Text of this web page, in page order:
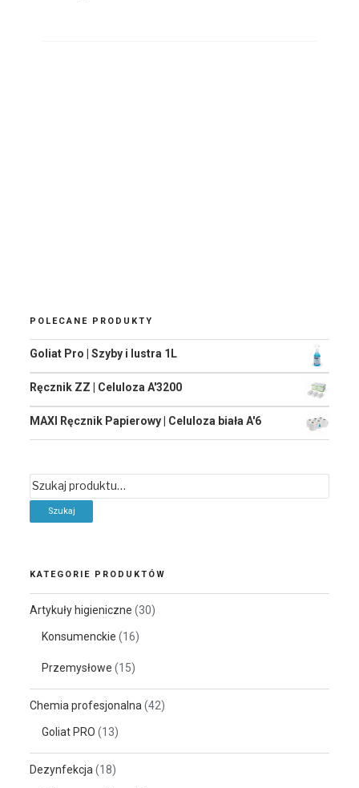
POLECANE PRODUKTY
Goliat Pro | Szyby i lustra 1L
Ręcznik ZZ | Celuloza A'3200
MAXI Ręcznik Papierowy | Celuloza biała A'6
Szukaj:
KATEGORIE PRODUKTÓW
Artykuły higieniczne (30)
Konsumenckie (16)
Przemysłowe (15)
Chemia profesjonalna (42)
Goliat PRO (13)
Dezynfekcja (18)